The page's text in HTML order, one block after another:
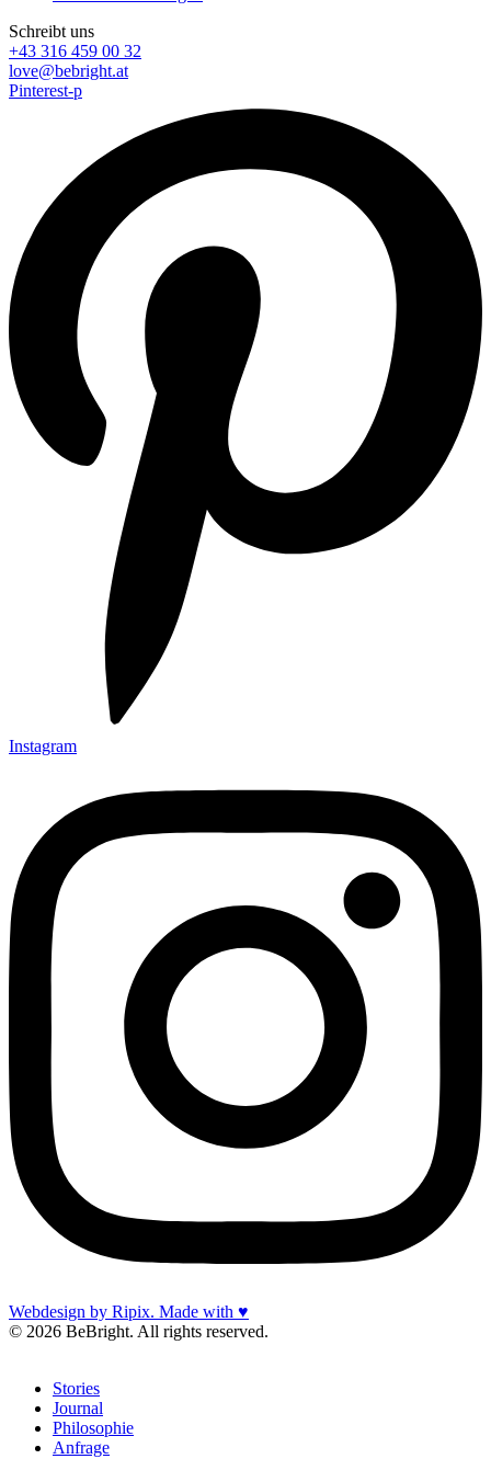
Schreibt uns
+43 316 459 00 32
love@bebright.at
Pinterest-p
Instagram
Webdesign by Ripix. Made with ♥
© 2026 BeBright. All rights reserved.
Stories
Journal
Philosophie
Anfrage